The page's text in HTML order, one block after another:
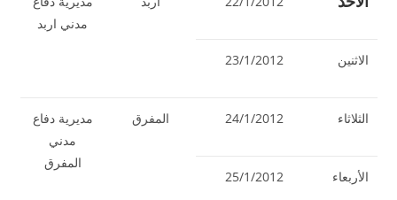
مدني اربد
الاثنين 23/1/2012
الثلاثاء 24/1/2012 المفرق
مديرية دفاع
مدني
المفرق
الأربعاء
25/1/2012